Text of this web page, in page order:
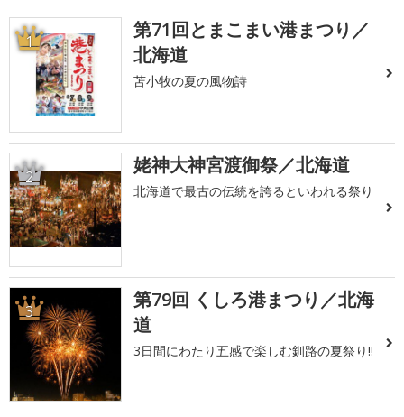
1
第71回とまこまい港まつり／
北海道
苫小牧の夏の風物詩
2 姥神大神宮渡御祭／北海道
北海道で最古の伝統を誇るといわれる祭り
3
第79回 くしろ港まつり／北海
道
3日間にわたり五感で楽しむ釧路の夏祭り!!